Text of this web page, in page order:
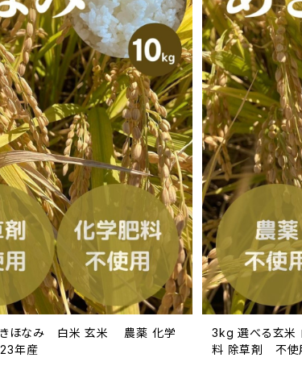
きほなみ 白米 玄米 農薬 化学
年産
3kg 選べる玄
料 除草剤 不